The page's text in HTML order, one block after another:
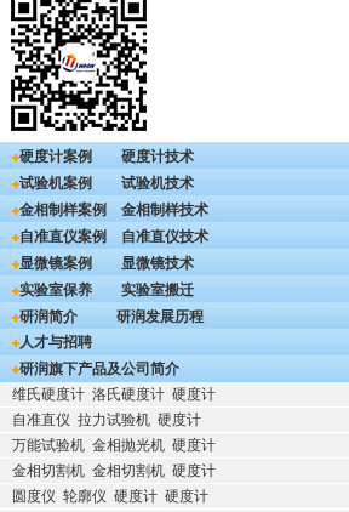
硬度计案例
硬度计技术
试验机案例
试验机技术
金相制样案例
金相制样技术
自准直仪案例
自准直仪技术
显微镜案例
显微镜技术
实验室保养
实验室搬迁
研润简介
研润发展历程
人才与招聘
研润旗下产品及公司简介
维氏硬度计 洛氏硬度计 硬度计
自准直仪 拉力试验机 硬度计
万能试验机 金相抛光机 硬度计
金相切割机 金相切割机 硬度计
圆度仪 轮廓仪 硬度计 硬度计